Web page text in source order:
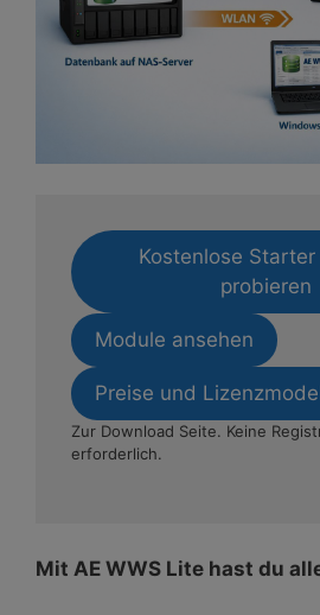
Kostenlose Starter
probieren
Module ansehen
Preise und
Zur Download Seite. Keine
erforderlich.
Mit AE WWS Lite hast du